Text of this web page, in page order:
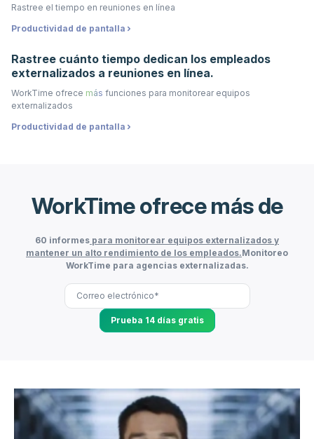
Rastree el tiempo en reuniones en línea
Productividad de pantalla
Rastree cuánto tiempo dedican los empleados
externalizados a reuniones en línea.
WorkTime ofrece más funciones para monitorear equipos
externalizados
Productividad de pantalla
WorkTime ofrece más de
60 informes para monitorear equipos externalizados y
mantener un alto rendimiento de los empleados.Monitoreo
WorkTime para agencias externalizadas.
Prueba 14 días gratis